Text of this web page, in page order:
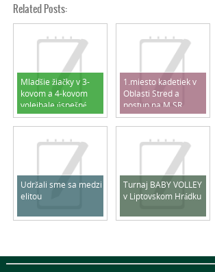
Related Posts:
Mladšie žiačky v 3-
kovom a 4-kovom
volejbale úspešné
1.miesto kadetiek v
Oblasti Stred a
postup na M SR
2025/2026
Udržali sme sa medzi
elitou
Turnaj BABY VOLLEY
v Liptovskom Hrádku